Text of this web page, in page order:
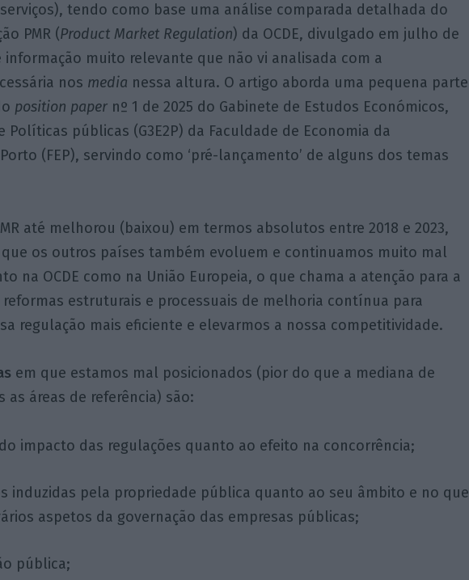
tendo como base uma análise comparada detalhada do
PMR (Product Market Regulation) da OCDE, divulgado em julho de
informação muito relevante que não vi analisada com a
nos media nessa altura. O artigo aborda uma pequena parte
position paper nº 1 de 2025 do Gabinete de Estudos Económicos,
Políticas públicas (G3E2P) da Faculdade de Economia da
(FEP), servindo como ‘pré-lançamento’ de alguns dos temas
até melhorou (baixou) em termos absolutos entre 2018 e 2023,
que os outros países também evoluem e continuamos muito mal
na OCDE como na União Europeia, o que chama a atenção para a
reformas estruturais e processuais de melhoria contínua para
regulação mais eficiente e elevarmos a nossa competitividade.
em que estamos mal posicionados (pior do que a mediana de
as áreas de referência) são:
impacto das regulações quanto ao efeito na concorrência;
induzidas pela propriedade pública quanto ao seu âmbito e no que
aspetos da governação das empresas públicas;
pública;